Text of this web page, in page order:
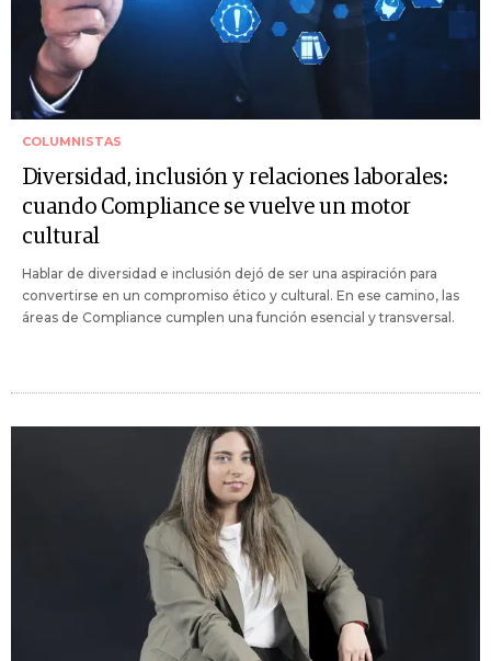
COLUMNISTAS
Diversidad, inclusión y relaciones laborales:
cuando Compliance se vuelve un motor
cultural
Hablar de diversidad e inclusión dejó de ser una aspiración para
convertirse en un compromiso ético y cultural. En ese camino, las
áreas de Compliance cumplen una función esencial y transversal.